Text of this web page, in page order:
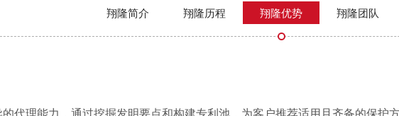
翔隆简介 翔隆历程 翔隆优势 翔隆团队